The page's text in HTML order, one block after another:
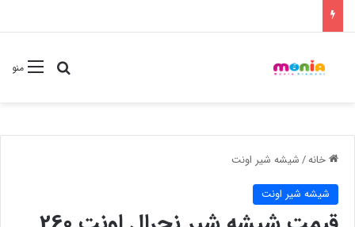
منوجستجو
خانه/شیشه شیر اونت
شیشه شیر اونت